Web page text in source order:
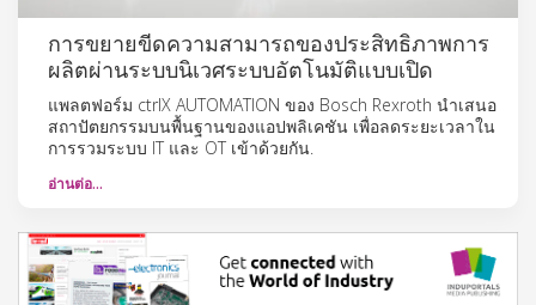
การขยายขีดความสามารถของประสิทธิภาพการ
ผลิตผ่านระบบนิเวศระบบอัตโนมัติแบบเปิด
แพลตฟอร์ม ctrlX AUTOMATION ของ Bosch Rexroth นำเสนอ
สถาปัตยกรรมบนพื้นฐานของแอปพลิเคชัน เพื่อลดระยะเวลาใน
การรวมระบบ IT และ OT เข้าด้วยกัน.
อ่านต่อ…